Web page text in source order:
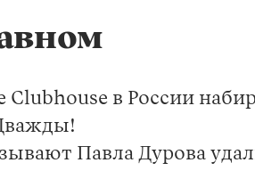
в России
Павла Дурова